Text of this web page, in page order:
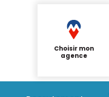
Choisir mon
agence